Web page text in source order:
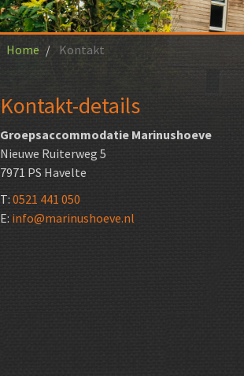
Home Kontakt
Kontakt-details
Groepsaccommodatie Marinushoeve
Nieuwe Ruiterweg 5
7971 PS Havelte
T: 0521 441 050
E: info@marinushoeve.nl